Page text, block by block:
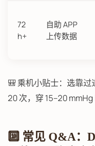
72
h+
自助 APP
上传数据
🎒 乘机小贴士：选靠
20 次，穿 15–20
🔟 常见 Q&A：